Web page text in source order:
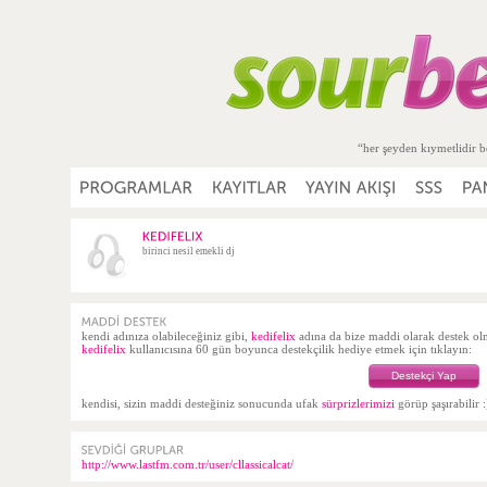
“her şeyden kıymetlidir
birinci nesil emekli dj
kendi adınıza olabileceğiniz gibi, kedifelix adına da bize maddi olarak destek
kedifelix kullanıcısına 60 gün boyunca destekçilik hediye etmek için tıklayın:
Destekçi Yap
kendisi, sizin maddi desteğiniz sonucunda ufak sürprizlerimizi görüp şaşırabilir
http://www.lastfm.com.tr/user/cllassicalcat/